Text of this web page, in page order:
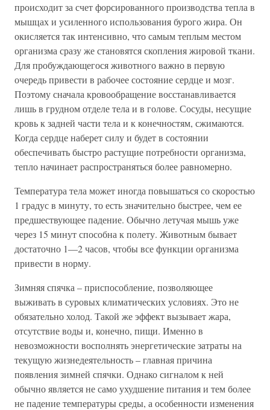
происходит за счет форсированного производства тепла в
мышцах и усиленного использования бурого жира. Он
окисляется так интенсивно, что самым теплым местом
организма сразу же становятся скопления жировой ткани.
Для пробуждающегося животного важно в первую
очередь привести в рабочее состояние сердце и мозг.
Поэтому сначала кровообращение восстанавливается
лишь в грудном отделе тела и в голове. Сосуды, несущие
кровь к задней части тела и к конечностям, сжимаются.
Когда сердце наберет силу и будет в состоянии
обеспечивать быстро растущие потребности организма,
тепло начинает распространяться более равномерно.
Температура тела может иногда повышаться со скоростью
1 градус в минуту, то есть значительно быстрее, чем ее
предшествующее падение. Обычно летучая мышь уже
через 15 минут способна к полету. Животным бывает
достаточно 1—2 часов, чтобы все функции организма
привести в норму.
Зимняя спячка – приспособление, позволяющее
выживать в суровых климатических условиях. Это не
обязательно холод. Такой же эффект вызывает жара,
отсутствие воды и, конечно, пищи. Именно в
невозможности восполнять энергетические затраты на
текущую жизнедеятельность – главная причина
появления зимней спячки. Однако сигналом к ней
обычно является не само ухудшение питания и тем более
не падение температуры среды, а особенности изменения